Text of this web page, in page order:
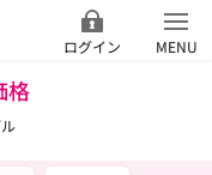
ログイン MENU
格